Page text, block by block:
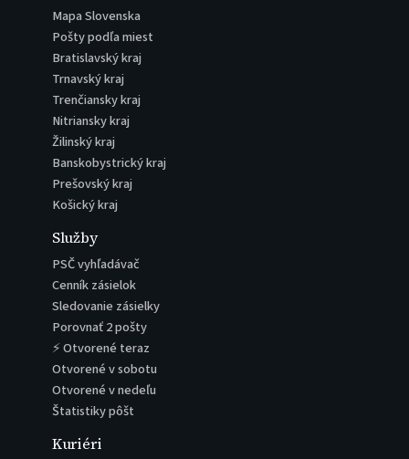
Mapa Slovenska
Pošty podľa miest
Bratislavský kraj
Trnavský kraj
Trenčiansky kraj
Nitriansky kraj
Žilinský kraj
Banskobystrický kraj
Prešovský kraj
Košický kraj
Služby
PSČ vyhľadávač
Cenník zásielok
Sledovanie zásielky
Porovnať 2 pošty
⚡ Otvorené teraz
Otvorené v sobotu
Otvorené v nedeľu
Štatistiky pôšt
Kuriéri